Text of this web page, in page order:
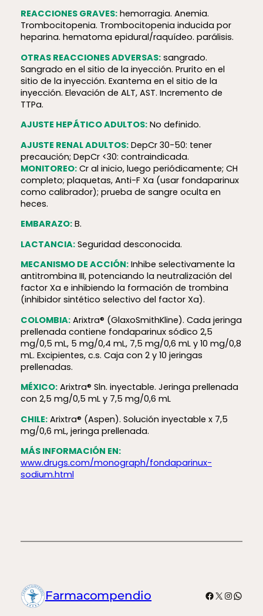
REACCIONES GRAVES:hemorragia. Anemia.
Trombocitopenia. Trombocitopenia inducida por
heparina. hematoma epidural/raquídeo. parálisis.
OTRAS REACCIONES ADVERSAS:sangrado.
Sangrado en el sitio de la inyección. Prurito en el
sitio de la inyección. Exantema en el sitio de la
inyección. Elevación de ALT, AST. Incremento de
TTPa.
AJUSTE HEPÁTICO ADULTOS:No definido.
AJUSTE RENAL ADULTOS:DepCr 30-50: tener
precaución; DepCr <30: contraindicada.
MONITOREO:Cr al inicio, luego periódicamente; CH
completo; plaquetas, Anti-F Xa (usar fondaparinux
como calibrador); prueba de sangre oculta en
heces.
EMBARAZO:B.
LACTANCIA:Seguridad desconocida.
MECANISMO DE ACCIÓN:Inhibe selectivamente la
antitrombina III, potenciando la neutralización del
factor Xa e inhibiendo la formación de trombina
(inhibidor sintético selectivo del factor Xa).
COLOMBIA:Arixtra® (GlaxoSmithKline). Cada jeringa
prellenada contiene fondaparinux sódico 2,5
mg/0,5 mL, 5 mg/0,4 mL, 7,5 mg/0,6 mL y 10 mg/0,8
mL. Excipientes, c.s. Caja con 2 y 10 jeringas
prellenadas.
MÉXICO:Arixtra® Sln. inyectable. Jeringa prellenada
con 2,5 mg/0,5 mL y 7,5 mg/0,6 mL
CHILE:Arixtra® (Aspen). Solución inyectable x 7,5
mg/0,6 mL, jeringa prellenada.
MÁS INFORMACIÓN EN:
www.drugs.com/monograph/fondaparinux-
sodium.html
Farmacompendio Facebook
X